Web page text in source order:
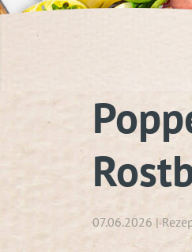
07.06.2026 |